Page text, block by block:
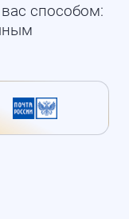
способом: